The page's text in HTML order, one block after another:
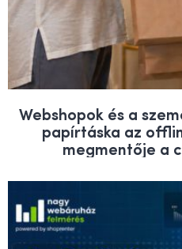
Webshopok és a
papírtáska az
megmentője a